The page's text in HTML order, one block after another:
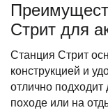
Стрит для
Станция Стрит
конструкцией и
отлично подходит
походе или на